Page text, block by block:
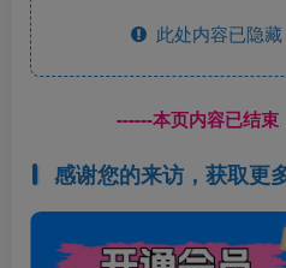
此处内容已隐藏
------本页内容已结
感谢您的来访，获取更